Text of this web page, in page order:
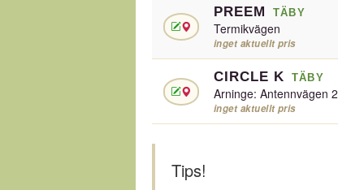
PREEM TÄBY
Termikvägen
inget aktuellt pris
CIRCLE K TÄBY
Arninge: Antennvägen 2
inget aktuellt pris
Tips!